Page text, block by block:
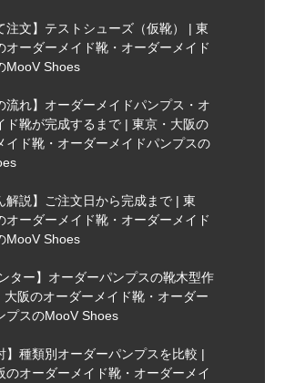
注文】テストシューズ（仮靴） | 東
オーダーメイド靴・オーダーメイド
MooV Shoes
流れ】オーダーメイドパンプス・オ
ド靴が完成するまで | 東京・大阪の
イド靴・オーダーメイドパンプスの
解説】ご注文日から完成まで | 東
オーダーメイド靴・オーダーメイド
MooV Shoes
ター】オーダーパンプスの靴木型作
大阪のオーダーメイド靴・オーダー
プスのMooV Shoes
】種類別オーダーパンプスを比較 |
のオーダーメイド靴・オーダーメイ